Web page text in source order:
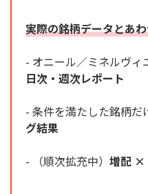
実際の銘柄データとあ
- オニール／ミネルヴィ
日次・週次レポート
- 条件を満たした銘柄だ
グ結果
- （順次拡充中） 増配 ×